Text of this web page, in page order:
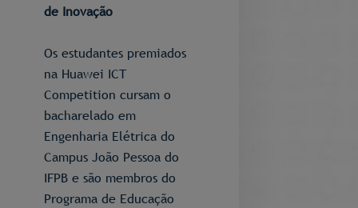
de Inovação
Os estudantes premiados
na Huawei ICT
Competition cursam o
bacharelado em
Engenharia Elétrica do
Campus João Pessoa do
IFPB e são membros do
Programa de Educação